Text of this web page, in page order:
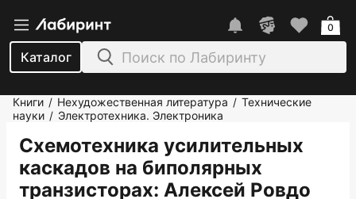
Каталог
0
Книги / Нехудожественная литература / Технические
науки / Электротехника. Электроника
Схемотехника усилительных
каскадов на биполярных
транзисторах: Алексей Ровдо